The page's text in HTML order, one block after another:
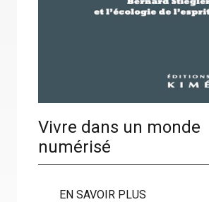
Vivre dans un monde
numérisé
EN SAVOIR PLUS